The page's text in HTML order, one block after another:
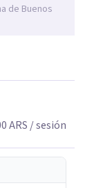
de Buenos
ARS / sesión